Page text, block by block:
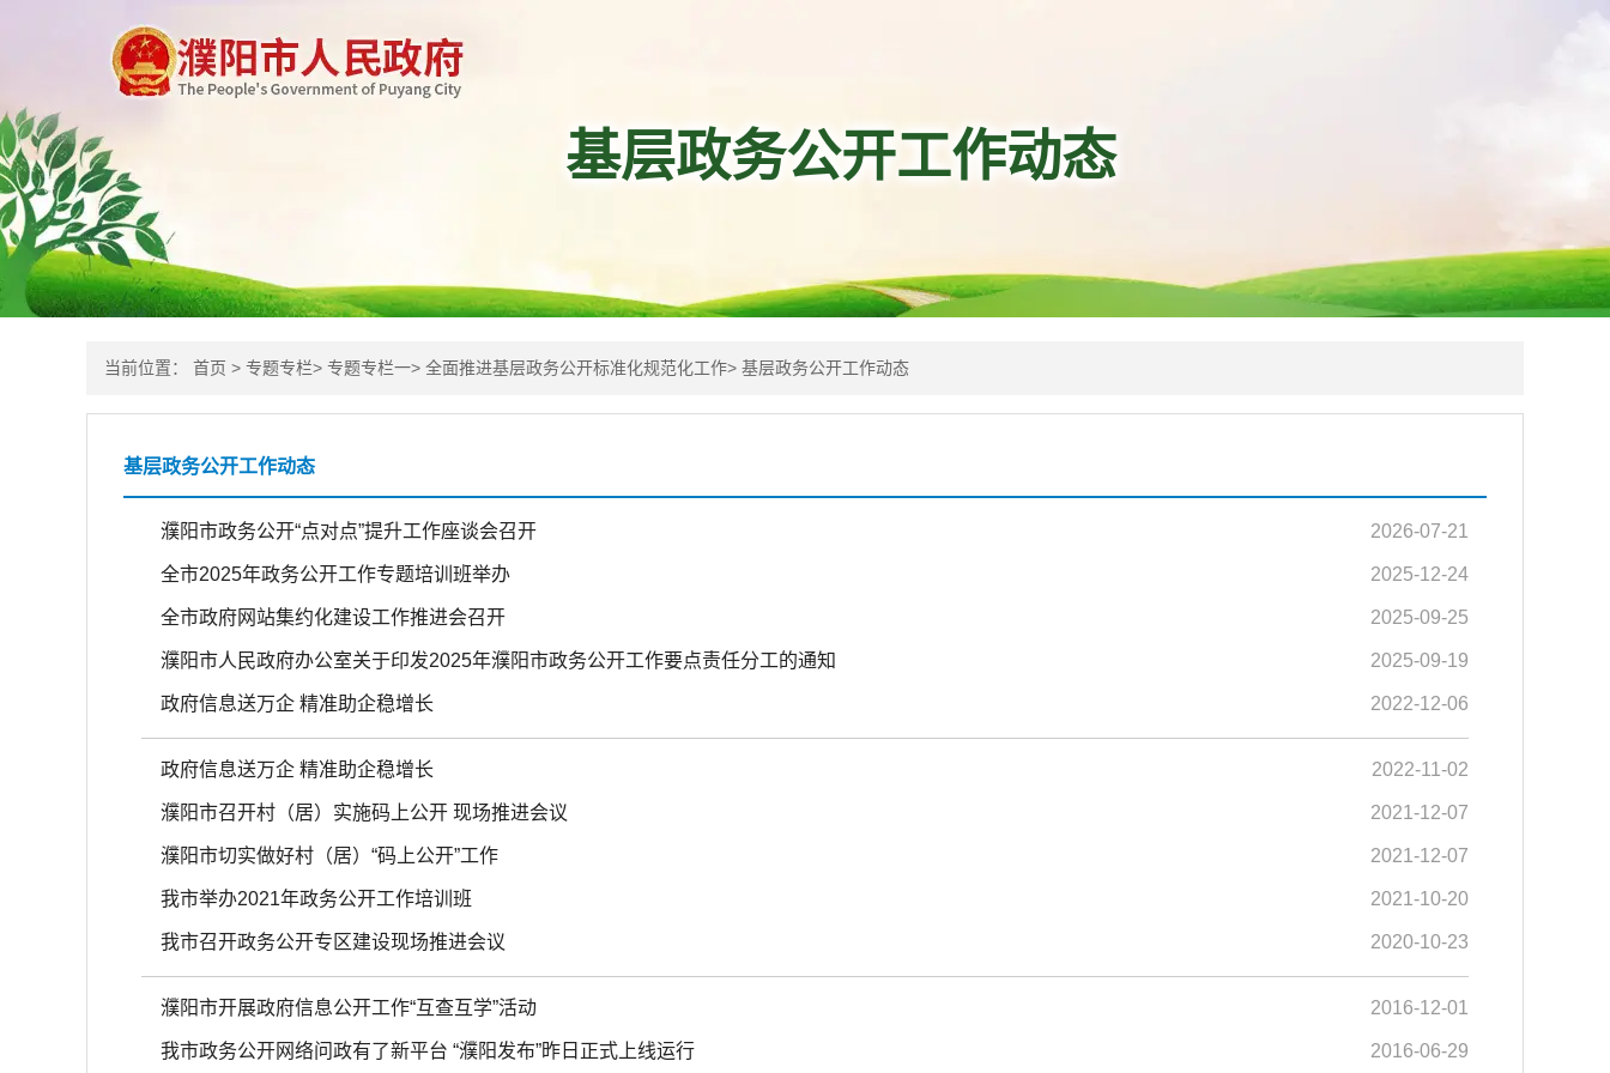
基层政务公开工作动态
当前位置： 首页 > 专题专栏> 专题专栏一> 全面推进基层政务公开标准化规范化工作> 基层政务公开工作动态
基层政务公开工作动态
2026-07-21
濮阳市政务公开“点对点”提升工作座谈会召开
2025-12-24
全市2025年政务公开工作专题培训班举办
2025-09-25
全市政府网站集约化建设工作推进会召开
2025-09-19
濮阳市人民政府办公室关于印发2025年濮阳市政务公开工作要点责任分工的通知
2022-12-06
政府信息送万企 精准助企稳增长
2022-11-02
政府信息送万企 精准助企稳增长
2021-12-07
濮阳市召开村（居）实施码上公开 现场推进会议
2021-12-07
濮阳市切实做好村（居）“码上公开”工作
2021-10-20
我市举办2021年政务公开工作培训班
2020-10-23
我市召开政务公开专区建设现场推进会议
2016-12-01
濮阳市开展政府信息公开工作“互查互学”活动
2016-06-29
我市政务公开网络问政有了新平台 “濮阳发布”昨日正式上线运行